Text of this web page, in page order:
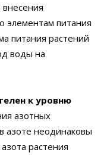
элементам питания
питания растений
воды на
к уровню
азотных
азоте неодинаковы
растения